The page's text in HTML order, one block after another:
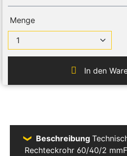
Menge
In den
Beschreibung
Rechteckrohr 60/40/2